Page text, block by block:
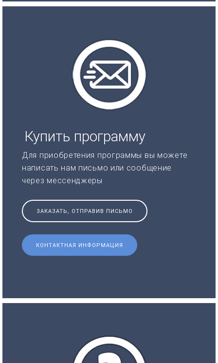
Купить программу
Для приобретения программы вы можете
написать нам письмо или сообщение
через мессенджеры
ЗАКАЗАТЬ, ОТПРАВИВ ПИСЬМО
КОНТАКТНАЯ ИНФОРМАЦИЯ